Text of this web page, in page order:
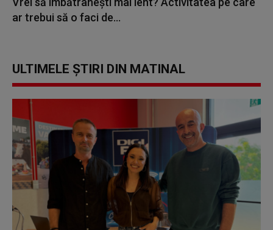
ar trebui să o faci de...
ULTIMELE ȘTIRI DIN MATINAL